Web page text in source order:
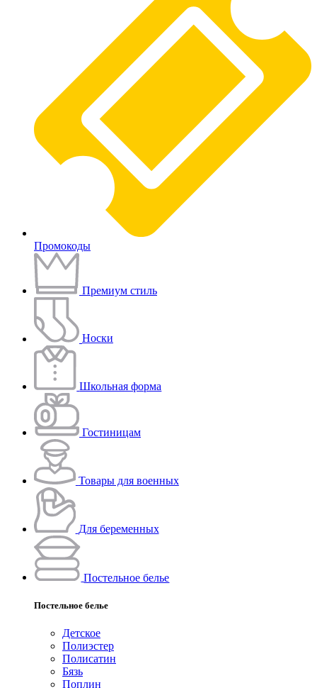
Промокоды
Премиум стиль
Носки
Школьная форма
Гостиницам
Товары для военных
Для беременных
Постельное белье
Постельное белье
Детское
Полиэстeр
Полисатин
Бязь
Поплин